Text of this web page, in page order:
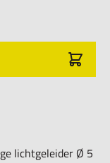
te
en
lichtgeleider Ø 5